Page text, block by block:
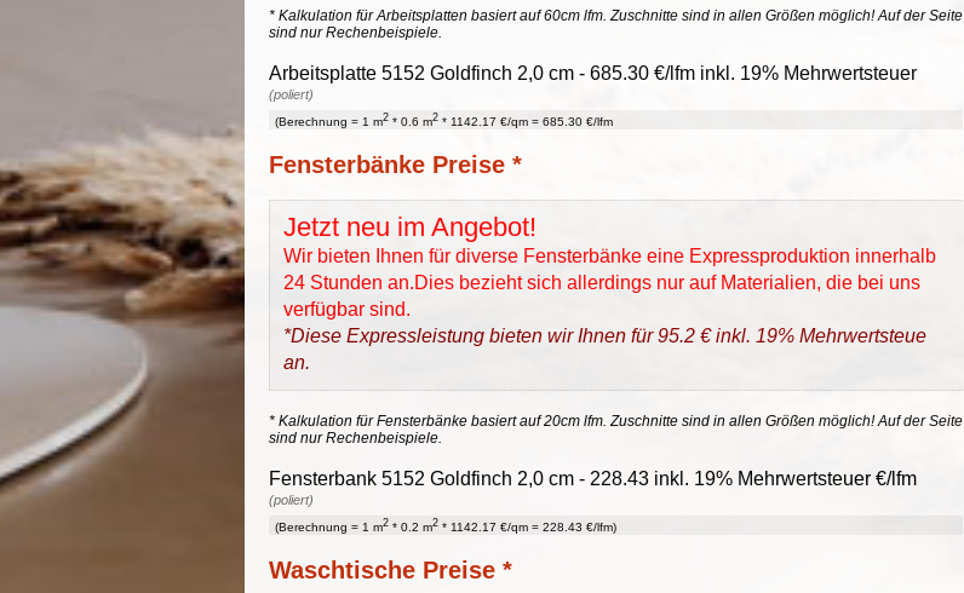
* Kalkulation für Arbeitsplatten basiert auf 60cm lfm. Zuschnitte sind in allen Größen möglich! Auf der Seite
sind nur Rechenbeispiele.
Arbeitsplatte 5152 Goldfinch 2,0 cm - 685.30 €/lfm inkl. 19% Mehrwertsteuer
(poliert)
(Berechnung = 1 m2 * 0.6 m2 * 1142.17 €/qm = 685.30 €/lfm
Fensterbänke Preise *
Jetzt neu im Angebot!
Wir bieten Ihnen für diverse Fensterbänke eine Expressproduktion innerhalb
24 Stunden an.Dies bezieht sich allerdings nur auf Materialien, die bei uns
verfügbar sind.
*Diese Expressleistung bieten wir Ihnen für 95.2 € inkl. 19% Mehrwertsteue
an.
* Kalkulation für Fensterbänke basiert auf 20cm lfm. Zuschnitte sind in allen Größen möglich! Auf der Seite
sind nur Rechenbeispiele.
Fensterbank 5152 Goldfinch 2,0 cm - 228.43 inkl. 19% Mehrwertsteuer €/lfm
(poliert)
(Berechnung = 1 m2 * 0.2 m2 * 1142.17 €/qm = 228.43 €/lfm)
Waschtische Preise *